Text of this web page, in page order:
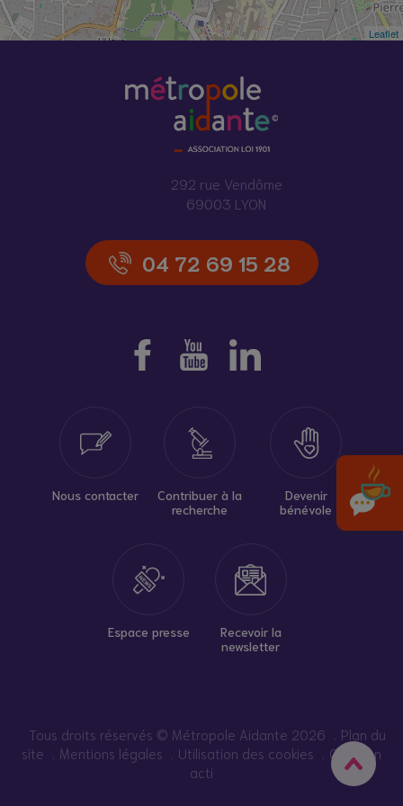
Leaflet
292 rue Vendôme
69003 LYON
04 72 69 15 28
Nous contacter
Contribuer à la
recherche
Devenir
bénévole
Espace presse
Recevoir la
newsletter
Tous droits réservés © Métropole Aidante 2026
Plan du
site
Mentions légales Utilisation des cookies
Création
acti